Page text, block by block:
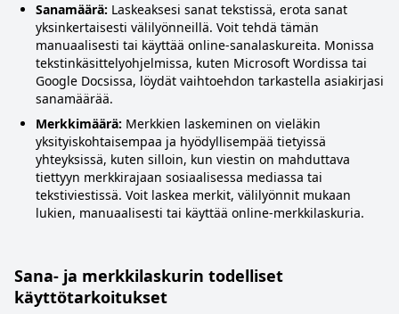
Sanamäärä: Laskeaksesi sanat tekstissä, erota sanat
yksinkertaisesti välilyönneillä. Voit tehdä tämän
manuaalisesti tai käyttää online-sanalaskureita. Monissa
tekstinkäsittelyohjelmissa, kuten Microsoft Wordissa tai
Google Docsissa, löydät vaihtoehdon tarkastella asiakirjasi
sanamäärää.
Merkkimäärä: Merkkien laskeminen on vieläkin
yksityiskohtaisempaa ja hyödyllisempää tietyissä
yhteyksissä, kuten silloin, kun viestin on mahduttava
tiettyyn merkkirajaan sosiaalisessa mediassa tai
tekstiviestissä. Voit laskea merkit, välilyönnit mukaan
lukien, manuaalisesti tai käyttää online-merkkilaskuria.
Sana- ja merkkilaskurin todelliset
käyttötarkoitukset